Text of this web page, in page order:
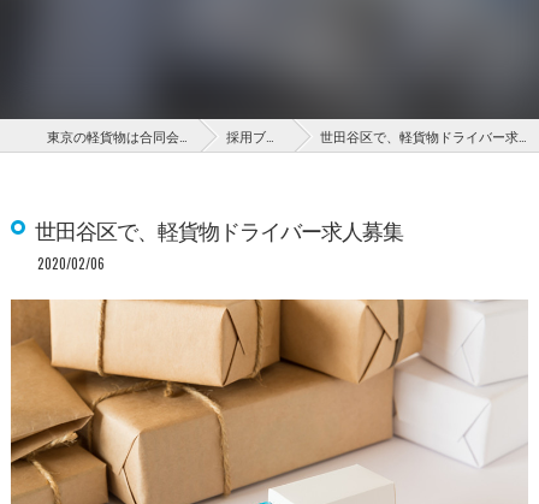
東京の軽貨物は合同会社T.T.D 採用ブログ 世田谷区で、軽貨物ドライバー求人募集
世田谷区で、軽貨物ドライバー求人募集
2020/02/06